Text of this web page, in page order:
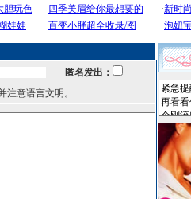
匿名发出：
注意语言文明。